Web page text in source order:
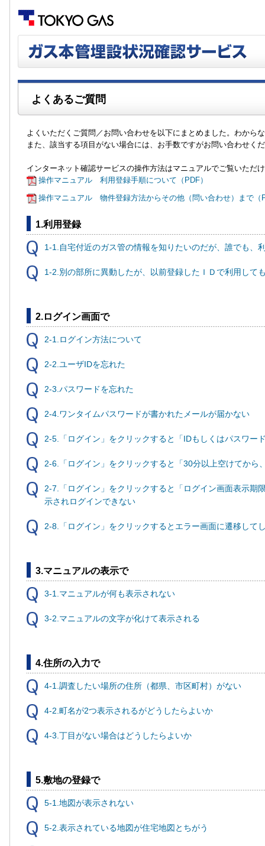
よくあるご質問
よくいただくご質問／お問い合わせを以下にまとめました。わから
また、該当する項目がない場合には、お手数ですがお問い合わせく
インターネット確認サービスの操作方法はマニュアルでご覧いただ
操作マニュアル 利用登録手順について（PDF）
操作マニュアル 物件登録方法からその他（問い合わせ）まで（
1.利用登録
1-1.自宅付近のガス管の情報を知りたいのだが、誰でも、
1-2.別の部所に異動したが、以前登録したＩＤで利用して
2.ログイン画面で
2-1.ログイン方法について
2-2.ユーザIDを忘れた
2-3.パスワードを忘れた
2-4.ワンタイムパスワードが書かれたメールが届かない
2-5.「ログイン」をクリックすると「IDもしくはパスワー
2-6.「ログイン」をクリックすると「30分以上空けてか
2-7.「ログイン」をクリックすると「ログイン画面表示期
示されログインできない
2-8.「ログイン」をクリックするとエラー画面に遷移して
3.マニュアルの表示で
3-1.マニュアルが何も表示されない
3-2.マニュアルの文字が化けて表示される
4.住所の入力で
4-1.調査したい場所の住所（都県、市区町村）がない
4-2.町名が2つ表示されるがどうしたらよいか
4-3.丁目がない場合はどうしたらよいか
5.敷地の登録で
5-1.地図が表示されない
5-2.表示されている地図が住宅地図とちがう